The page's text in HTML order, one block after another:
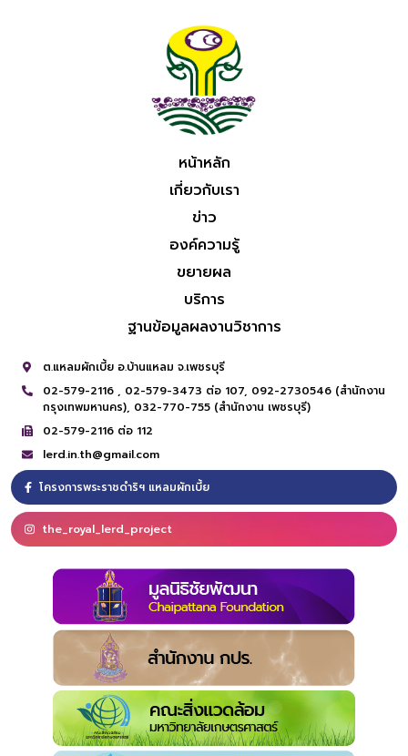
หน้าหลัก
เกี่ยวกับเรา
ข่าว
องค์ความรู้
ขยายผล
บริการ
ฐานข้อมูลผลงานวิชาการ
ต.แหลมผักเบี้ย อ.บ้านแหลม จ.เพชรบุรี
02-579-2116 , 02-579-3473 ต่อ 107, 092-2730546 (สำนักงาน
กรุงเทพมหานคร), 032-770-755 (สำนักงาน เพชรบุรี)
02-579-2116 ต่อ 112
lerd.in.th@gmail.com
โครงการพระราชดำริฯ แหลมผักเบี้ย
the_royal_lerd_project